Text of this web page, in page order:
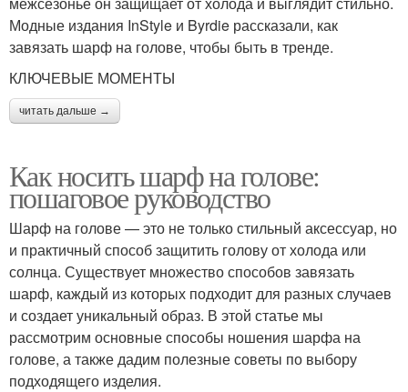
Модные издания InStyle и Byrdie рассказали, как
завязать шарф на голове, чтобы быть в тренде.
КЛЮЧЕВЫЕ МОМЕНТЫ
читать дальше →
Как носить шарф на голове:
пошаговое руководство
Шарф на голове — это не только стильный аксессуар, но
и практичный способ защитить голову от холода или
солнца. Существует множество способов завязать
шарф, каждый из которых подходит для разных случаев
и создает уникальный образ. В этой статье мы
рассмотрим основные способы ношения шарфа на
голове, а также дадим полезные советы по выбору
подходящего изделия.